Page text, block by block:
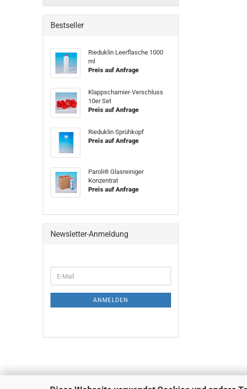
Bestseller
Rieduklin Leerflasche 1000
ml
Preis auf Anfrage
Klappscharnier-Verschluss
10er Set
Preis auf Anfrage
Rieduklin Sprühkopf
Preis auf Anfrage
Paroli® Glasreiniger
Konzentrat
Preis auf Anfrage
Newsletter-Anmeldung
ZUR
E-
Mail
ANMELDEN